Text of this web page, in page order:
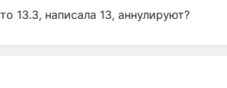
13.3, написала 13, аннулируют?